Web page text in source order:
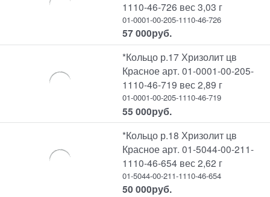
1110-46-726 вес 3,03 г
01-0001-00-205-1110-46-726
57 000руб.
*Кольцо р.17 Хризолит цв
Красное арт. 01-0001-00-205-
1110-46-719 вес 2,89 г
01-0001-00-205-1110-46-719
55 000руб.
*Кольцо р.18 Хризолит цв
Красное арт. 01-5044-00-211-
1110-46-654 вес 2,62 г
01-5044-00-211-1110-46-654
50 000руб.